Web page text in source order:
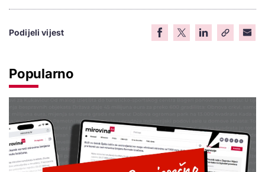
Podijeli vijest
Popularno